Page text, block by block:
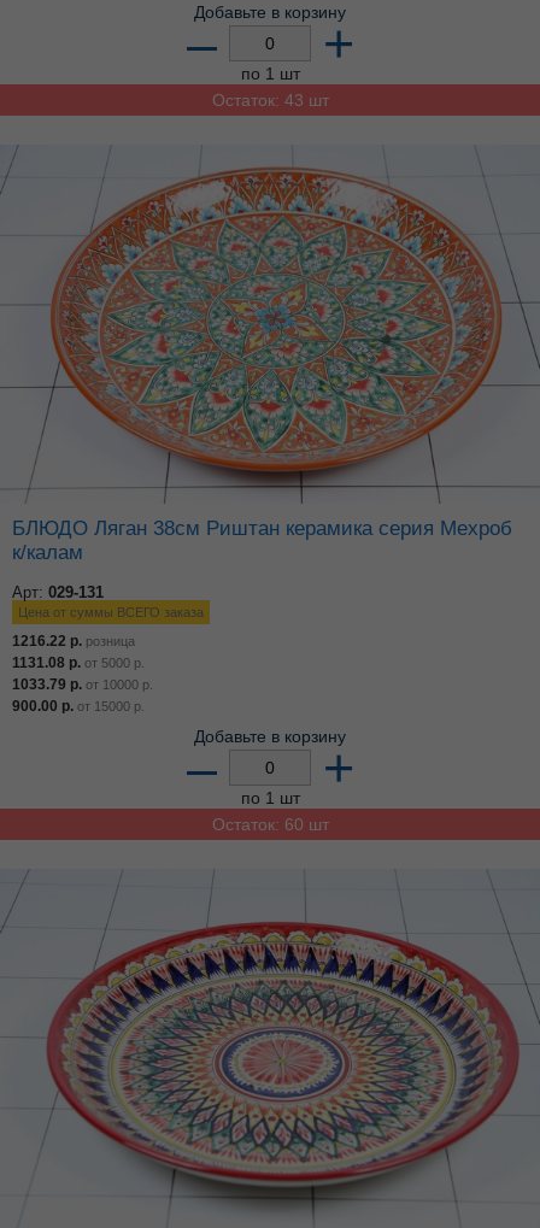
Добавьте в корзину
– +
по 1 шт
Остаток: 43 шт
БЛЮДО Ляган 38см Риштан керамика серия Мехроб
к/калам
Арт: 029-131
Цена от суммы ВСЕГО заказа
1216.22 р. розница
1131.08 р. от 5000 р.
1033.79 р. от 10000 р.
900.00 р. от 15000 р.
Добавьте в корзину
– +
по 1 шт
Остаток: 60 шт